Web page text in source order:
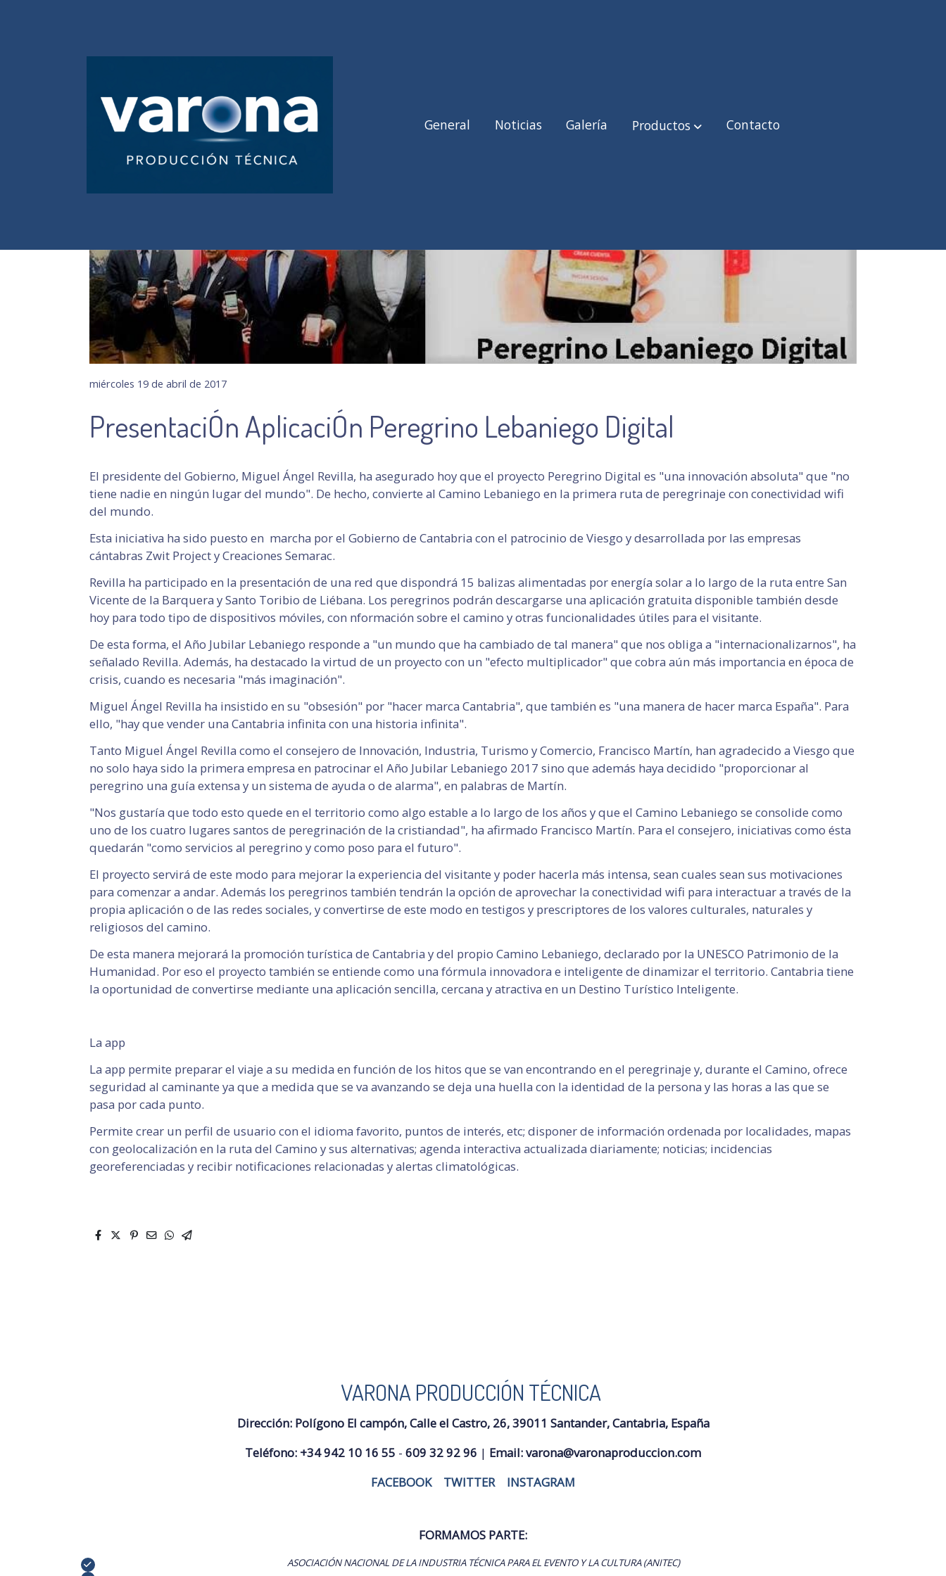
General Noticias Galería Productos Contacto
miércoles 19 de abril de 2017
PresentaciÓn AplicaciÓn Peregrino Lebaniego Digital
El presidente del Gobierno, Miguel Ángel Revilla, ha asegurado hoy que el proyecto Peregrino Digital es "una innovación absoluta" que "no
tiene nadie en ningún lugar del mundo". De hecho, convierte al Camino Lebaniego en la primera ruta de peregrinaje con conectividad wifi
del mundo.
Esta iniciativa ha sido puesto en marcha por el Gobierno de Cantabria con el patrocinio de Viesgo y desarrollada por las empresas
cántabras Zwit Project y Creaciones Semarac.
Revilla ha participado en la presentación de una red que dispondrá 15 balizas alimentadas por energía solar a lo largo de la ruta entre San
Vicente de la Barquera y Santo Toribio de Liébana. Los peregrinos podrán descargarse una aplicación gratuita disponible también desde
hoy para todo tipo de dispositivos móviles, con nformación sobre el camino y otras funcionalidades útiles para el visitante.
De esta forma, el Año Jubilar Lebaniego responde a "un mundo que ha cambiado de tal manera" que nos obliga a "internacionalizarnos", ha
señalado Revilla. Además, ha destacado la virtud de un proyecto con un "efecto multiplicador" que cobra aún más importancia en época de
crisis, cuando es necesaria "más imaginación".
Miguel Ángel Revilla ha insistido en su "obsesión" por "hacer marca Cantabria", que también es "una manera de hacer marca España". Para
ello, "hay que vender una Cantabria infinita con una historia infinita".
Tanto Miguel Ángel Revilla como el consejero de Innovación, Industria, Turismo y Comercio, Francisco Martín, han agradecido a Viesgo que
no solo haya sido la primera empresa en patrocinar el Año Jubilar Lebaniego 2017 sino que además haya decidido "proporcionar al
peregrino una guía extensa y un sistema de ayuda o de alarma", en palabras de Martín.
"Nos gustaría que todo esto quede en el territorio como algo estable a lo largo de los años y que el Camino Lebaniego se consolide como
uno de los cuatro lugares santos de peregrinación de la cristiandad", ha afirmado Francisco Martín. Para el consejero, iniciativas como ésta
quedarán "como servicios al peregrino y como poso para el futuro".
El proyecto servirá de este modo para mejorar la experiencia del visitante y poder hacerla más intensa, sean cuales sean sus motivaciones
para comenzar a andar. Además los peregrinos también tendrán la opción de aprovechar la conectividad wifi para interactuar a través de la
propia aplicación o de las redes sociales, y convertirse de este modo en testigos y prescriptores de los valores culturales, naturales y
religiosos del camino.
De esta manera mejorará la promoción turística de Cantabria y del propio Camino Lebaniego, declarado por la UNESCO Patrimonio de la
Humanidad. Por eso el proyecto también se entiende como una fórmula innovadora e inteligente de dinamizar el territorio. Cantabria tiene
la oportunidad de convertirse mediante una aplicación sencilla, cercana y atractiva en un Destino Turístico Inteligente.
La app
La app permite preparar el viaje a su medida en función de los hitos que se van encontrando en el peregrinaje y, durante el Camino, ofrece
seguridad al caminante ya que a medida que se va avanzando se deja una huella con la identidad de la persona y las horas a las que se
pasa por cada punto.
Permite crear un perfil de usuario con el idioma favorito, puntos de interés, etc; disponer de información ordenada por localidades, mapas
con geolocalización en la ruta del Camino y sus alternativas; agenda interactiva actualizada diariamente; noticias; incidencias
georeferenciadas y recibir notificaciones relacionadas y alertas climatológicas.
VARONA PRODUCCIÓN TÉCNICA
Dirección: Polígono El campón, Calle el Castro, 26, 39011 Santander, Cantabria, España
Teléfono: +34 942 10 16 55 - 609 32 92 96 | Email:varona@varonaproduccion.com
FACEBOOK| TWITTER INSTAGRAM
FORMAMOS PARTE:
ASOCIACIÓN NACIONAL DE LA INDUSTRIA TÉCNICA PARA EL EVENTO Y LA CULTURA (ANITEC)